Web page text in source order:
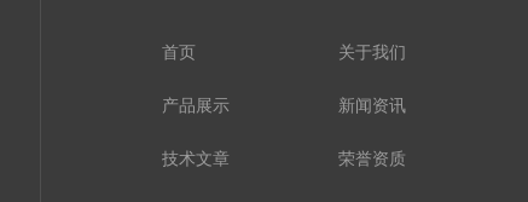
首页 关于我们
产品展示 新闻资讯
技术文章 荣誉资质